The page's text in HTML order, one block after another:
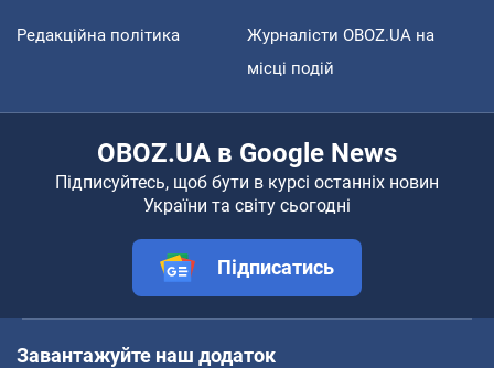
Редакційна політика
Журналісти OBOZ.UA на
місці подій
OBOZ.UA в Google News
Підписуйтесь, щоб бути в курсі останніх новин
України та світу сьогодні
Підписатись
Завантажуйте наш додаток